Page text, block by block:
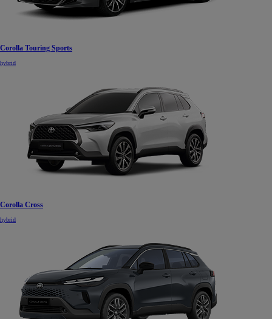
Corolla Touring Sports
hybrid
Corolla Cross
hybrid